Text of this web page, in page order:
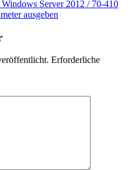
Server 2012 / 70-410
ausgeben
Erforderliche